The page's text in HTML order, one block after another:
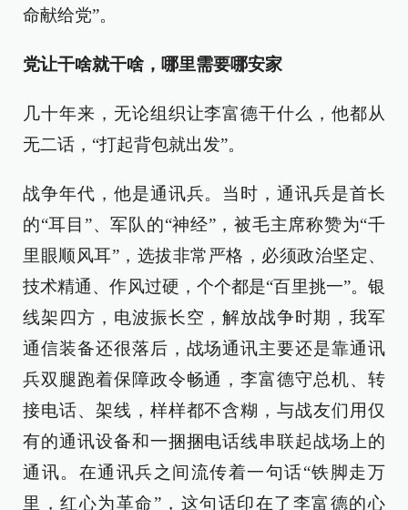
命献给党”。
党让干啥就干啥，哪里需要哪安家
几十年来，无论组织让李富德干什么，他都从
无二话，“打起背包就出发”。
战争年代，他是通讯兵。当时，通讯兵是首长
的“耳目”、军队的“神经”，被毛主席称赞为“千
里眼顺风耳”，选拔非常严格，必须政治坚定、
技术精通、作风过硬，个个都是“百里挑一”。银
线架四方，电波振长空，解放战争时期，我军
通信装备还很落后，战场通讯主要还是靠通讯
兵双腿跑着保障政令畅通，李富德守总机、转
接电话、架线，样样都不含糊，与战友们用仅
有的通讯设备和一捆捆电话线串联起战场上的
通讯。在通讯兵之间流传着一句话“铁脚走万
里，红心为革命”，这句话印在了李富德的心